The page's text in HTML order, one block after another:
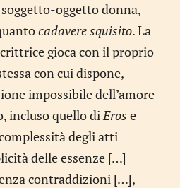
oggetto donna,
cadavere squisito. La
gioca con il proprio
con cui dispone,
impossibile dell’amore
incluso quello diEros e
degli atti
delle essenze […]
contraddizioni […],